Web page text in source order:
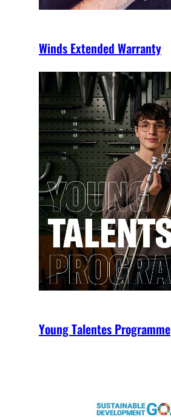
Winds Extended Warranty
Young Talentes Programme